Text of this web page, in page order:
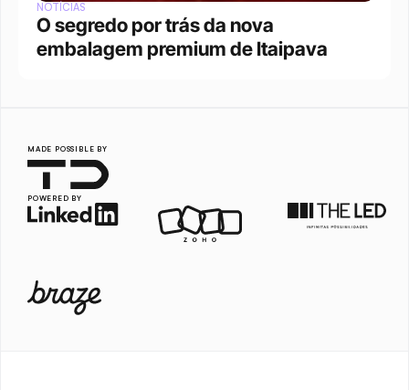
NOTÍCIAS
O segredo por trás da nova
embalagem premium de Itaipava
MADE POSSIBLE BY
POWERED BY